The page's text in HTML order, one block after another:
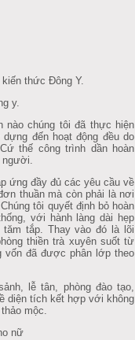
thức Đông Y.
y.
chúng tôi đã thực hiện
đến hoạt động đều do
thế công trình dần hoàn
người.
ứng đầy đủ các yêu cầu về
thuần mà còn phải là nơi
tôi quyết định bỏ hoàn
với hành làng dài hẹp
tăm tắp. Thay vào đó là lõi
thiền trà xuyên suốt từ
vốn đã được phân lớp theo
lễ tân, phòng đào tạo,
diện tích kết hợp với không
mộc.
nữ